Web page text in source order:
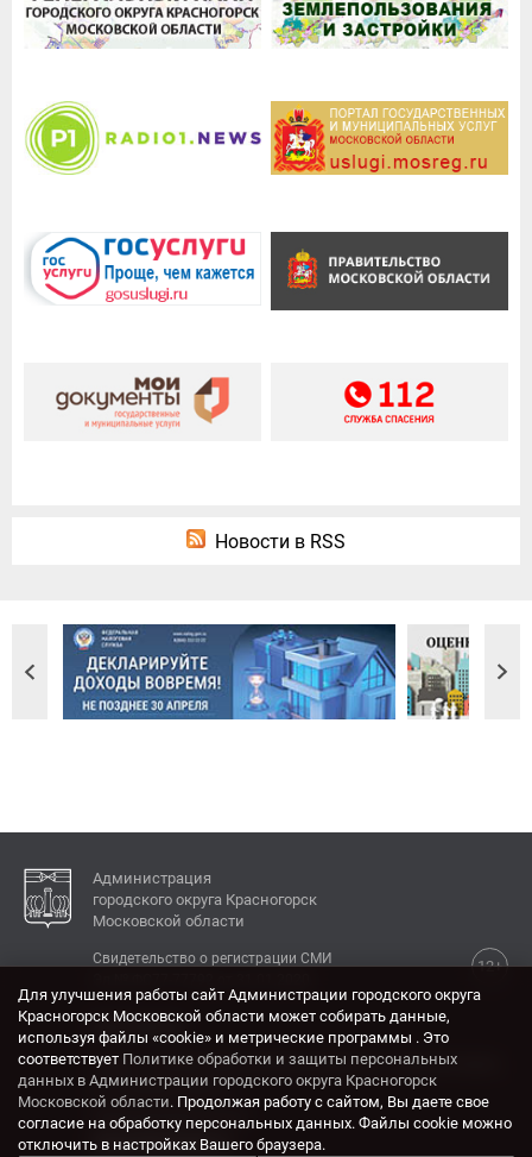
Новости в RSS
Администрация
городского округа Красногорск
Московской области
12+
Свидетельство о регистрации СМИ
КОНТАКТЫ
Адрес: 143404, Московская область, г. Красногорск,
ул. Ленина, дом 4.
Электронная почта:
krasrn@mosreg.ru
Для улучшения работы сайт Администрации городского округа
Красногорск Московской области может собирать данные,
используя файлы «cookie» и метрические программы . Это
соответствует Политике обработки и защиты персональных
данных в Администрации городского округа Красногорск
Московской области. Продолжая работу с сайтом, Вы даете свое
согласие на обработку персональных данных. Файлы cookie можно
отключить в настройках Вашего браузера.